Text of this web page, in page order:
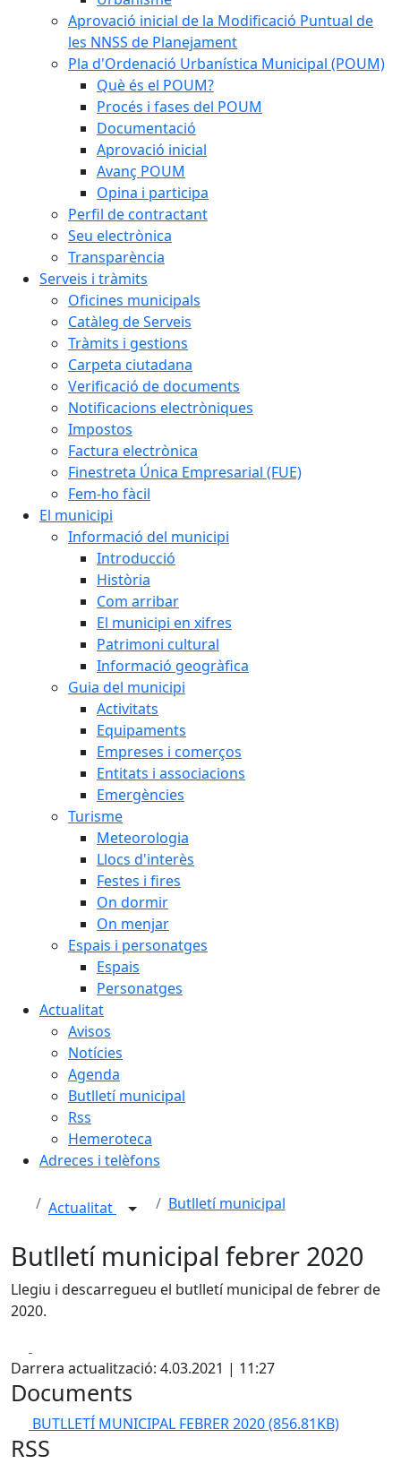
Aprovació inicial de la Modificació Puntual de
les NNSS de Planejament
Pla d'Ordenació Urbanística Municipal (POUM)
Què és el POUM?
Procés i fases del POUM
Documentació
Aprovació inicial
Avanç POUM
Opina i participa
Perfil de contractant
Seu electrònica
Transparència
Serveis i tràmits
Oficines municipals
Catàleg de Serveis
Tràmits i gestions
Carpeta ciutadana
Verificació de documents
Notificacions electròniques
Impostos
Factura electrònica
Finestreta Única Empresarial (FUE)
Fem-ho fàcil
El municipi
Informació del municipi
Introducció
Història
Com arribar
El municipi en xifres
Patrimoni cultural
Informació geogràfica
Guia del municipi
Activitats
Equipaments
Empreses i comerços
Entitats i associacions
Emergències
Turisme
Meteorologia
Llocs d'interès
Festes i fires
On dormir
On menjar
Espais i personatges
Espais
Personatges
Actualitat
Avisos
Notícies
Agenda
Butlletí municipal
Rss
Hemeroteca
Adreces i telèfons
Actualitat Butlletí municipal
Butlletí municipal febrer 2020
Llegiu i descarregueu el butlletí municipal de febrer de
2020.
Darrera actualització: 4.03.2021 | 11:27
Documents
BUTLLETÍ MUNICIPAL FEBRER 2020(856.81KB)
RSS